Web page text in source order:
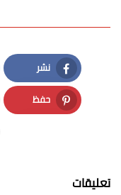
نشر
Facebook
حفظ
Pinterest
تعليقات